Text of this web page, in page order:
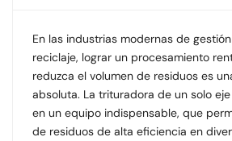
En las industrias modernas de
reciclaje, lograr un procesamiento
reduzca el volumen de residuos es
absoluta. La trituradora de un solo
en un equipo indispensable, que
de residuos de alta eficiencia en